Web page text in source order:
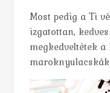
Most pedig a Ti
izgatottan,
megkedveltétek a